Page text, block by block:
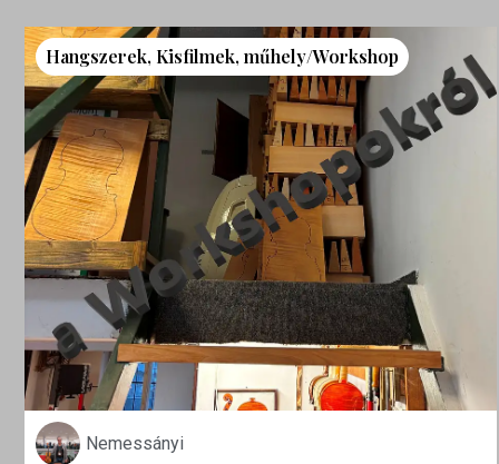
Hangszerek, Kisfilmek,műhely/Workshop
Nemessányi